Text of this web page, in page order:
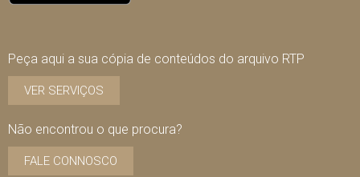
Peça aqui a sua cópia de conteúdos do arquivo RTP
VER SERVIÇOS
Não encontrou o que procura?
FALE CONNOSCO